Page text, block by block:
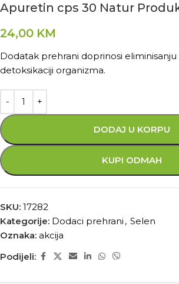
Apuretin cps 30 Natur
24,00 KM
Dodatak prehrani doprinosi eliminisanju
detoksikaciji organizma.
DODAJ U KORPU
KUPI ODMAH
SKU: 17282
Kategorije: Dodaci prehrani , Selen
Oznaka: akcija
Podijeli: